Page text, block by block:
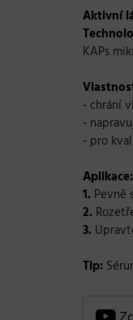
Aktivní
KAPs
- chrání
-
- pro
Aplikace:
1. Pevně
2.
3.
Tip: